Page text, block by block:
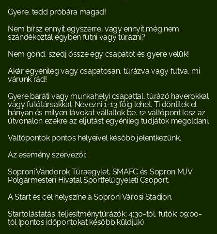
Gyere, tedd próbára magad!
Nem bírsz ennyit egyszerre, vagy ennyit még nem
szándékoztál egyben futni vagy túrázni?
Nem gond, szedj össze egy csapatot és gyere velük!
Akár egyénileg vagy csapatosan, túrázva vagy futva, mi
várunk rád!
Gyere baráti vagy munkahelyi csapattal, túrázó haverokkal
vagy futótársakkal. Nevezni 1-13 főig lehet. Ti döntitek el
hányan és milyen távokat vállaltok be. 12 váltópont lesz az
útvonalon ezekre az eljutást egyénileg tudjátok megoldani.
Váltópontok pontos helyeivel később jelentkezünk.
Az esemény szervezői:
Soproni Vándorok Túraegylet, SMAFC és Sopron MJV
Polgármesteri Hivatal Sportfelügyeleti Csoport.
A Start és cél helyszíne a Soproni Városi Stadion.
Startolástatás: teljesítménytúrázók: 4:30-tól, futók: 09:00-
tól (pontos időpontokat később küldjük)